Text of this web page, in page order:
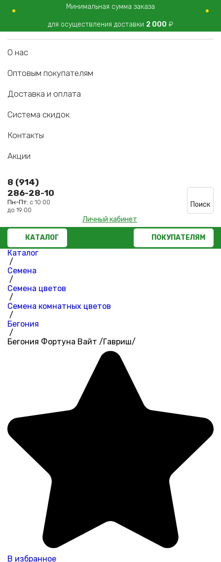
Минимальная сумма заказа
для осуществления доставки 2 000 ₽
О нас
Оптовым покупателям
Доставка и оплата
Система скидок
Контакты
Акции
8 (914)
286-28-10
Пн-Пт: с 10:00
до 19:00
Личный кабинет
Поиск
КАТАЛОГ ПОКУПАТЕЛЯМ
Каталог
/
Семена
/
Семена цветов
/
Семена комнатных цветов
/
Бегония
/
Бегония Фортуна Вайт /Гавриш/
В избранное